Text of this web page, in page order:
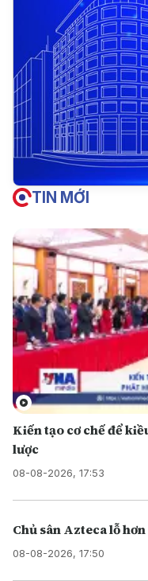
TIN MỚI
Kiến tạo cơ chế để
lược
08-08-2026, 17:53
Chủ sân Azteca lỗ
08-08-2026, 17:50